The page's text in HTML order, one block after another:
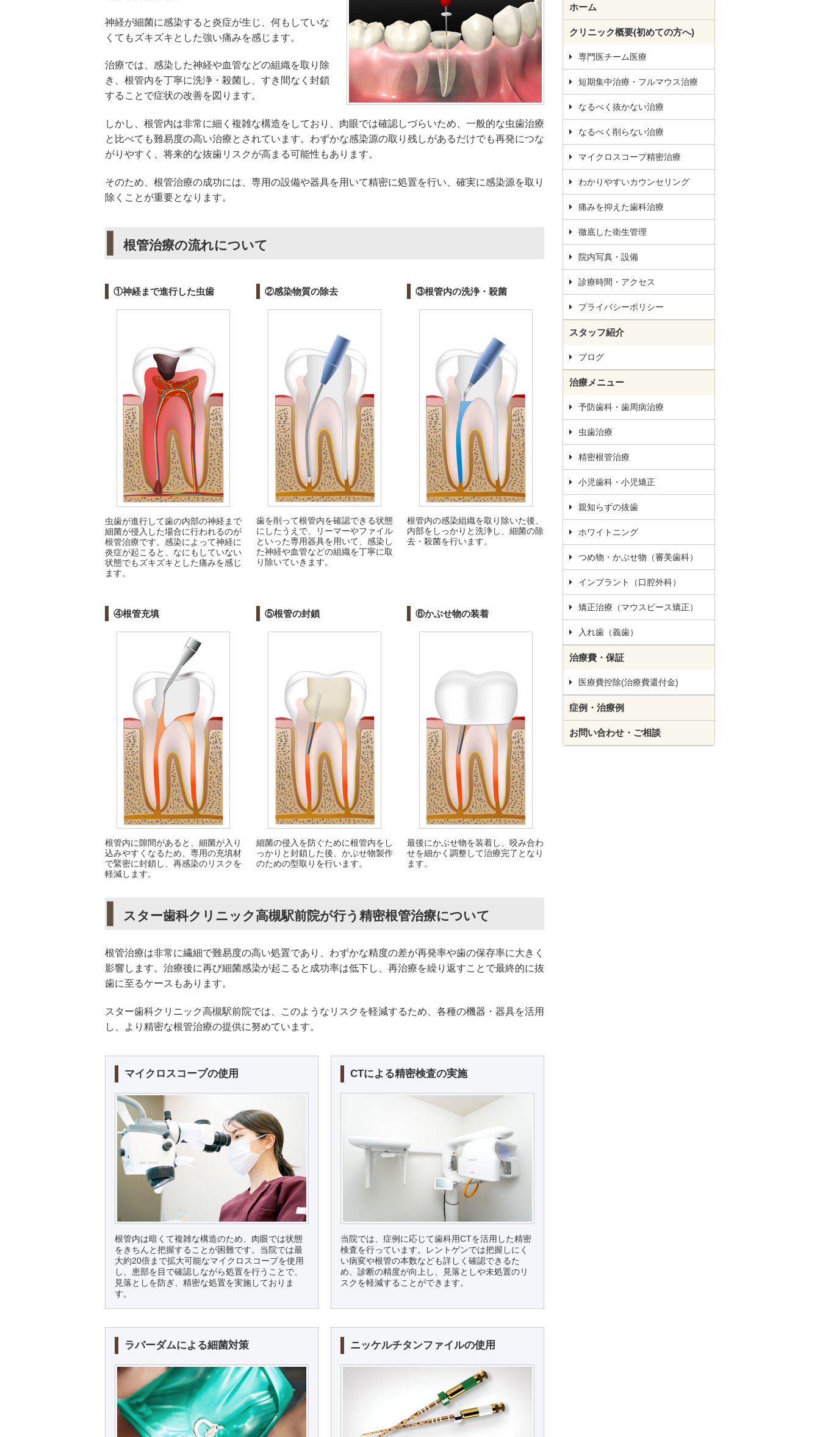
神経が細菌に感染すると炎症が生じ、何もしていな
くてもズキズキとした強い痛みを感じます。
治療では、感染した神経や血管などの組織を取り除
き、根管内を丁寧に洗浄・殺菌し、すき間なく封鎖
することで症状の改善を図ります。
しかし、根管内は非常に細く複雑な構造をしており、肉眼では確認しづらいため、一般的な虫歯治療
と比べても難易度の高い治療とされています。わずかな感染源の取り残しがあるだけでも再発につな
がりやすく、将来的な抜歯リスクが高まる可能性もあります。
そのため、根管治療の成功には、専用の設備や器具を用いて精密に処置を行い、確実に感染源を取り
除くことが重要となります。
根管治療の流れについて
①神経まで進行した虫歯
虫歯が進行して歯の内部の神経まで
細菌が侵入した場合に行われるのが
根管治療です。感染によって神経に
炎症が起こると、なにもしていない
状態でもズキズキとした痛みを感じ
ます。
②感染物質の除去
歯を削って根管内を確認できる状態
にしたうえで、リーマーやファイル
といった専用器具を用いて、感染し
た神経や血管などの組織を丁寧に取
り除いていきます。
③根管内の洗浄・殺菌
根管内の感染組織を取り除いた後、
内部をしっかりと洗浄し、細菌の除
去・殺菌を行います。
④根管充填
根管内に隙間があると、細菌が入り
込みやすくなるため、専用の充填材
で緊密に封鎖し、再感染のリスクを
軽減します。
⑤根管の封鎖
細菌の侵入を防ぐために根管内をし
っかりと封鎖した後、かぶせ物製作
のための型取りを行います。
⑥かぶせ物の装着
最後にかぶせ物を装着し、咬み合わ
せを細かく調整して治療完了となり
ます。
スター歯科クリニック高槻駅前院が行う精密根管治療について
根管治療は非常に繊細で難易度の高い処置であり、わずかな精度の差が再発率や歯の保存率に大きく
影響します。治療後に再び細菌感染が起こると成功率は低下し、再治療を繰り返すことで最終的に抜
歯に至るケースもあります。
スター歯科クリニック高槻駅前院では、このようなリスクを軽減するため、各種の機器・器具を活用
し、より精密な根管治療の提供に努めています。
マイクロスコープの使用
根管内は暗くて複雑な構造のため、肉眼では状態
をきちんと把握することが困難です。当院では最
大約20倍まで拡大可能なマイクロスコープを使用
し、患部を目で確認しながら処置を行うことで、
見落としを防ぎ、精密な処置を実施しておりま
す。
CTによる精密検査の実施
当院では、症例に応じて歯科用CTを活用した精密
検査を行っています。レントゲンでは把握しにく
い病変や根管の本数なども詳しく確認できるた
め、診断の精度が向上し、見落としや未処置のリ
スクを軽減することができます。
ラバーダムによる細菌対策 ニッケルチタンファイルの使用
ホーム
クリニック概要(初めての方へ)
専門医チーム医療
短期集中治療・フルマウス治療
なるべく抜かない治療
なるべく削らない治療
マイクロスコープ精密治療
わかりやすいカウンセリング
痛みを抑えた歯科治療
徹底した衛生管理
院内写真・設備
診療時間・アクセス
プライバシーポリシー
スタッフ紹介
ブログ
治療メニュー
予防歯科・歯周病治療
虫歯治療
精密根管治療
小児歯科・小児矯正
親知らずの抜歯
ホワイトニング
つめ物・かぶせ物（審美歯科）
インプラント（口腔外科）
矯正治療（マウスピース矯正）
入れ歯（義歯）
治療費・保証
医療費控除(治療費還付金)
症例・治療例
お問い合わせ・ご相談